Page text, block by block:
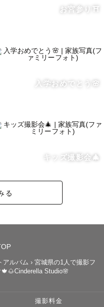
、岩手県の一部も対応可
復3,000円を超える地域
想い🍀
たちの名前から一文字ず
ラファーネームになりま
ち
今だけしかないありのま
から
した
、写真に詰め込んでお届
お宮参り⛩
入学おめでとう🌸
キッズ撮影会🎄
る
アルバム › 宮城県の1人で撮影フ
Studio🌸
撮影料金